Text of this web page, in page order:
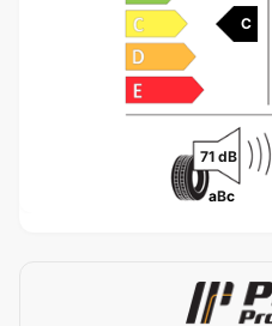
C
71 dB
aBc